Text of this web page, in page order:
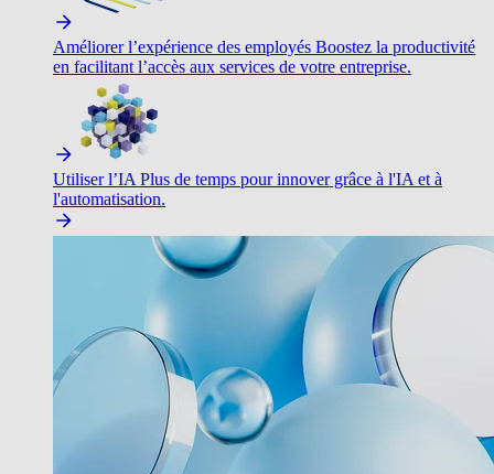
Améliorer l’expérience des employés Boostez la productivité
en facilitant l’accès aux services de votre entreprise.
Utiliser l’IA Plus de temps pour innover grâce à l'IA et à
l'automatisation.